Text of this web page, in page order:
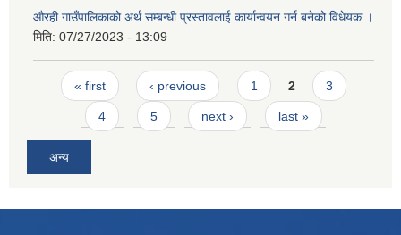
औरही गाउँपालिकाको अर्थ सम्बन्धी प्रस्तावलाई कार्यान्वयन गर्न बनेको विधेयक ।
मिति: 07/27/2023 - 13:09
Pages
« first ‹ previous 1 2 3
4 5 next › last »
अन्य